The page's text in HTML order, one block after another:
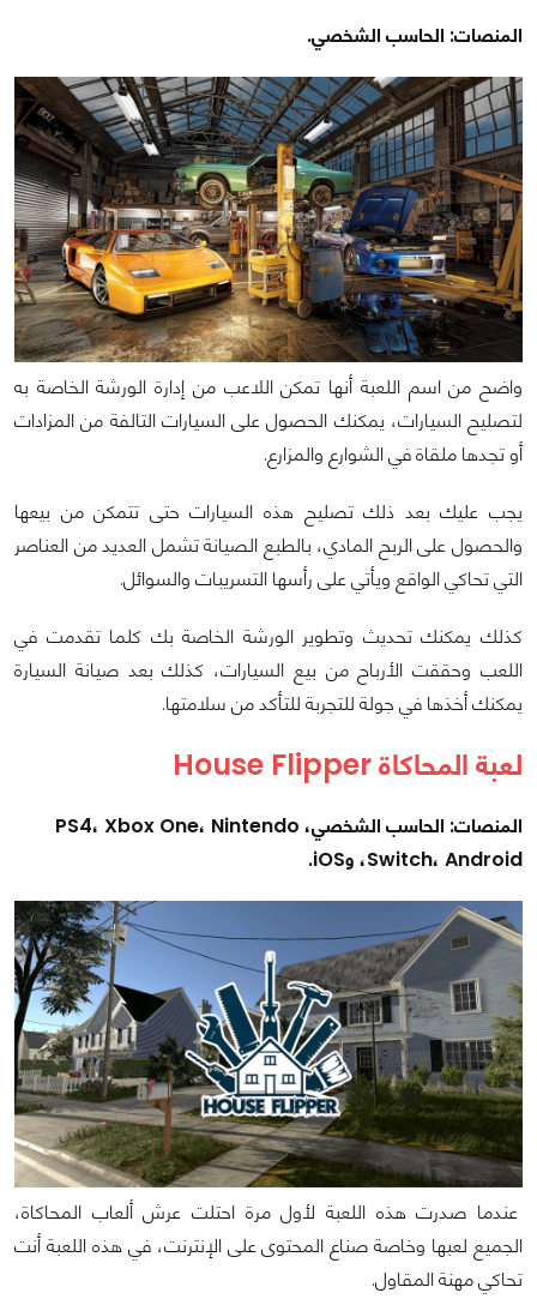
المنصات: الحاسب الشخصي.
واضح من اسم اللعبة أنها تمكن اللاعب من إدارة الورشة الخاصة به
لتصليح السيارات، يمكنك الحصول على السيارات التالفة من المزادات
أو تجدها ملقاة في الشوارع والمزارع.
يجب عليك بعد ذلك تصليح هذه السيارات حتى تتمكن من بيعها
والحصول على الربح المادي، بالطبع الصيانة تشمل العديد من العناصر
التي تحاكي الواقع ويأتي على رأسها التسريبات والسوائل.
كذلك يمكنك تحديث وتطوير الورشة الخاصة بك كلما تقدمت في
اللعب وحققت الأرباح من بيع السيارات، كذلك بعد صيانة السيارة
يمكنك أخذها في جولة للتجربة للتأكد من سلامتها.
لعبة المحاكاة House Flipper
المنصات: الحاسب الشخصي، PS4، Xbox One، Nintendo
Switch، Android، وiOS.
عندما صدرت هذه اللعبة لأول مرة احتلت عرش ألعاب المحاكاة،
الجميع لعبها وخاصة صناع المحتوى على الإنترنت، في هذه اللعبة أنت
تحاكي مهنة المقاول.